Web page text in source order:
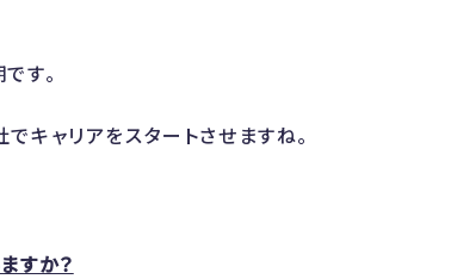
す。
キャリアをスタートさせますね。
すか？